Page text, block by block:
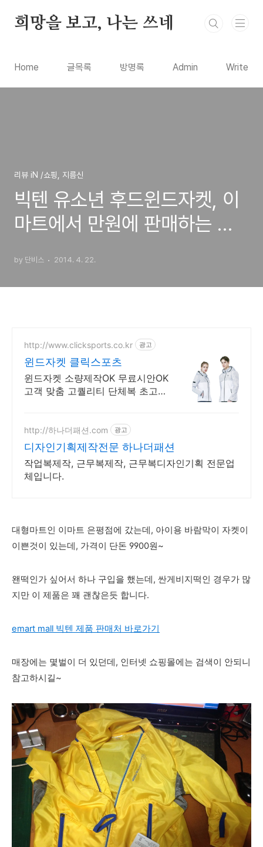
희망을 보고, 나는 쓰네
Home 글목록 방명록 Admin Write
리뷰 iN /쇼핑, 지름신
빅텐 유소년 후드윈드자켓, 이
마트에서 만원에 판매하는 아
뷰
by 단비스 2014. 4. 22.
http://www.clicksports.co.kr 광고
윈드자켓 클릭스포츠
윈드자켓 소량제작OK 무료시안OK
고객 맞춤 고퀄리티 단체복 초고속
http://하나더패션.com 광고
디자인기획제작전문 하나더패션
작업복제작, 근무복제작, 근무복디자인기획 전문업
체입니다.
대형마트인 이마트 은평점에 갔는데, 아이용 바람막이 자켓이
이쁜것이 있는데, 가격이 단돈 9900원~
왠떡인가 싶어서 하나 구입을 했는데, 싼게비지떡인 경우가 많
지만 이 제품은 꽤 괜찮은듯 합니다.
emart mall 빅텐 제품 판매처 바로가기
매장에는 몇벌이 더 있던데, 인터넷 쇼핑몰에는 검색이 안되니
참고하시길~